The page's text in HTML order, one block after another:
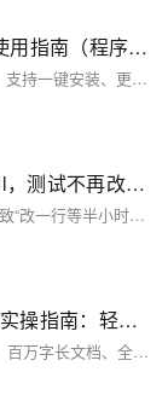
【2026最新】Chocolatey包管理器下载使用指南（程序员必备）
Chocolatey 是 Windows 免费开源命令行包管理器，支持一键安装、更新、卸载软件（如 choco install chrome），省去手动下载与配置。软件库丰富，社区活跃，媲美 Linux 的 apt/yum。另有 Winget（微软官方）、Scoop（便携优先）可选。
Skills实战：从0到1实现“多环境切换”Skill，测试不再改代码
本文直击SaaS团队多环境运维痛点：配置硬编码导致“改一行等半小时”“换环境必出错”。揭示问题本质——环境信息与业务逻辑耦合，并提出落地性强的“可切换环境Skill”方案：统一配置中心、依赖注入式加载、配置校验与版本管理，实现同一份代码零修改跑通开发、测试、预发布、生产全环境。
阿里云百炼通义千问Qwen3.6-Flash完整实操指南：轻量化旗舰功能特性、落地优势与分层优惠订阅方案详解
当前AI应用落地场景分化愈发明显，除复杂智能体、百万字长文档、全栈大型工程开发等高门槛业务外，大量企业存在高频轻量问答、实时客服对话、短文本批量生成、简单数据提取、前端实时交互等标准化轻量化需求。这类场景单日调用频次可达数万乃至数十万次，对接口响应延迟、单轮调用成本、并发承载能力有极高要求，若选用高规格旗舰模型会造成算力预算严重浪费，而普通基础轻量化模型又存在逻辑推理弱、工具调用不稳定、短文本输出质量差等短板。